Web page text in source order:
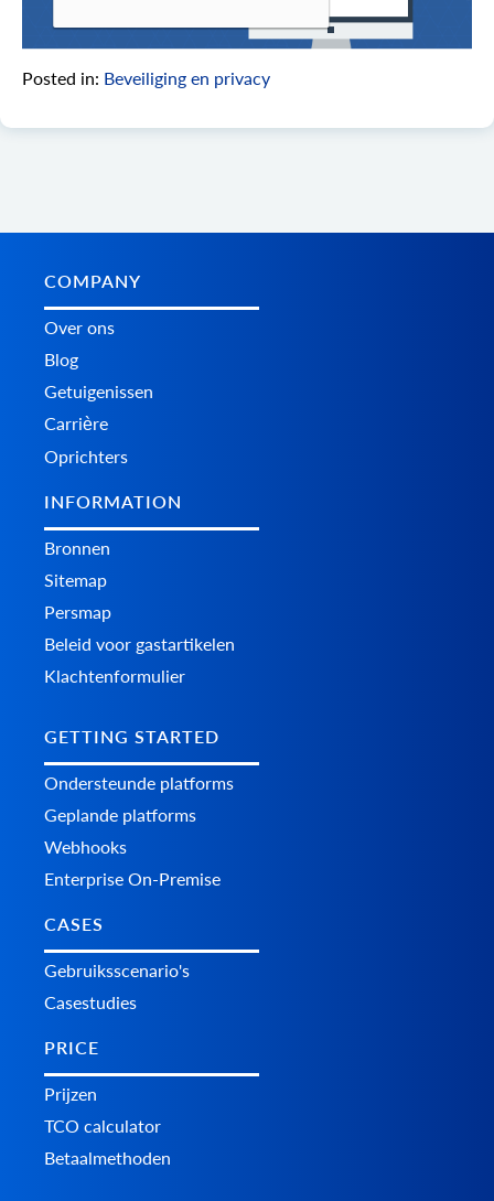
Posted in: Beveiliging en privacy
COMPANY
Over ons
Blog
Getuigenissen
Carrière
Oprichters
INFORMATION
Bronnen
Sitemap
Persmap
Beleid voor gastartikelen
Klachtenformulier
GETTING STARTED
Ondersteunde platforms
Geplande platforms
Webhooks
Enterprise On-Premise
CASES
Gebruiksscenario's
Casestudies
PRICE
Prijzen
TCO calculator
Betaalmethoden